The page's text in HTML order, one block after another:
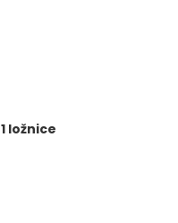
1 ložnice